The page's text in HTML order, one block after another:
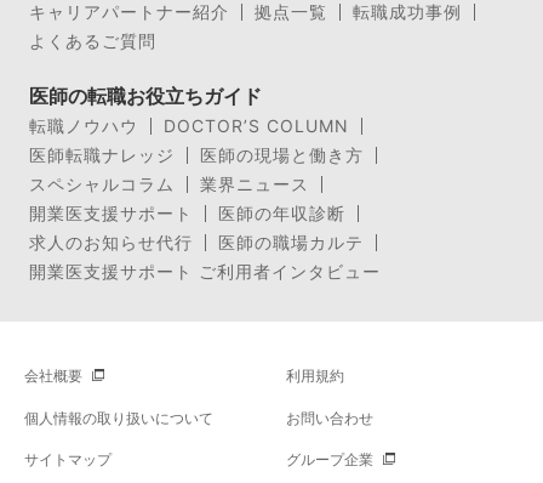
キャリアパートナー紹介
拠点一覧
転職成功事例
よくあるご質問
医師の転職お役立ちガイド
転職ノウハウ
DOCTOR’S COLUMN
医師転職ナレッジ
医師の現場と働き方
スペシャルコラム
業界ニュース
開業医支援サポート
医師の年収診断
求人のお知らせ代行
医師の職場カルテ
開業医支援サポート ご利用者インタビュー
会社概要 利用規約
個人情報の取り扱いについて お問い合わせ
サイトマップ グループ企業